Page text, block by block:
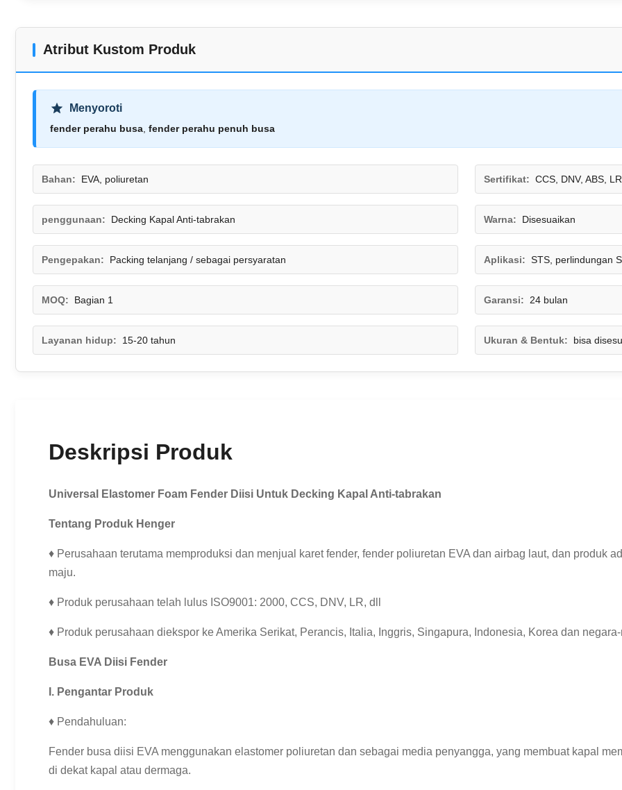
Atribut Kustom Produk
Menyoroti
fender perahu busa fender perahu penuh busa
Bahan: EVA, poliuretan Sertifikat: CCS, DNV, ABS,
penggunaan: Decking Kapal Anti-tabrakan Warna: Disesuaikan
Pengepakan: Packing telanjang / sebagai persyaratan Aplikasi: STS, perlindungan
MOQ: Bagian 1 Garansi: 24 bulan
Layanan hidup: 15-20 tahun Ukuran & Bentuk: bisa
Deskripsi Produk
Universal Elastomer Foam Fender Diisi Untuk Decking Kapal Anti-tabrakan
Tentang Produk Henger
♦ Perusahaan terutama memproduksi dan menjual karet fender, fender poliuretan EVA dan airbag laut, dan produk
maju.
♦ Produk perusahaan telah lulus ISO9001: 2000, CCS, DNV, LR, dll
♦ Produk perusahaan diekspor ke Amerika Serikat, Perancis, Italia, Inggris, Singapura, Indonesia, Korea dan
Busa EVA Diisi Fender
I. Pengantar Produk
♦ Pendahuluan:
Fender busa diisi EVA menggunakan elastomer poliuretan dan sebagai media penyangga, yang membuat kapal
di dekat kapal atau dermaga.